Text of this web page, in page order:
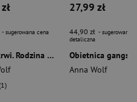
- sugerowana cena
Więzy krwi. Rodzina Marshall. Tom 3
27,99 zł
44,90 zł - sugerowana
detaliczna
Anna Wolf